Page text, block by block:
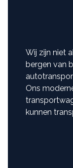
Wij zijn niet
bergen van
Ons
kunnen